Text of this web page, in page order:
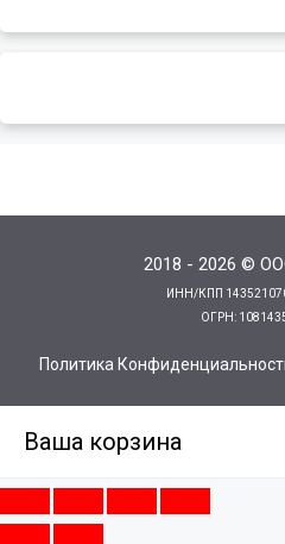
2018 - 2026 ©
ИНН/КПП
ОГРН:
Политика
Ваша корзина